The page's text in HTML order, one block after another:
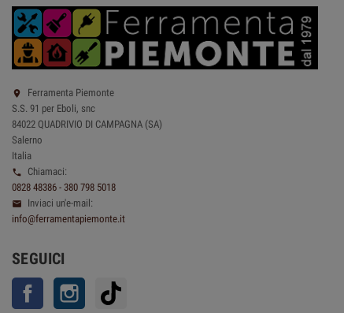

Ferramenta Piemonte
S.S. 91 per Eboli, snc
84022 QUADRIVIO DI CAMPAGNA (SA)
Salerno
Italia

Chiamaci:
0828 48386 - 380 798 5018

Inviaci un'e-mail:
info@ferramentapiemonte.it
SEGUICI
Facebook Instagram